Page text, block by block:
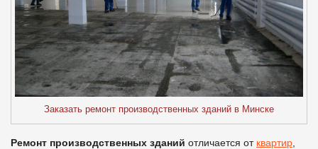
Заказать ремонт производственных зданий в Минске
Ремонт производственных зданий отличается от квартир